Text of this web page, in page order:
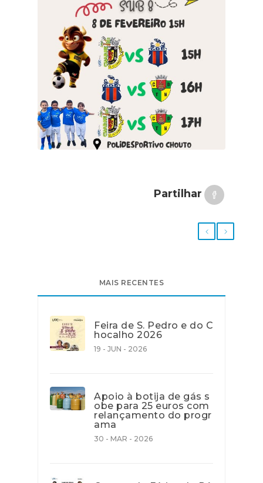
Partilhar
MAIS RECENTES
Feira de S. Pedro e do C
hocalho 2026
19 - JUN - 2026
Apoio à botija de gás s
obe para 25 euros com
relançamento do progr
ama
30 - MAR - 2026